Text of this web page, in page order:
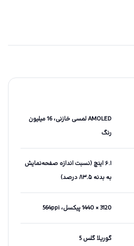
AMOLED لمسی خازنی، 16 میلیون
رنگ
۶.۱ اینچ (نسبت اندازه صفحه‌نمایش
به بدنه ۸۳.۵ درصد)
3120 × 1440 پیکسل، 564ppi
گوریلا گلس 5